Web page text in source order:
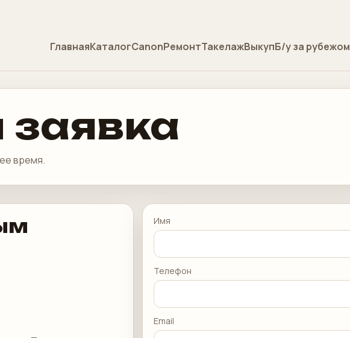
ГлавнаяКаталогCanonРемонтТакелажВыкупБ/у за рубежом
заявка
время.
Имя
Телефон
Email